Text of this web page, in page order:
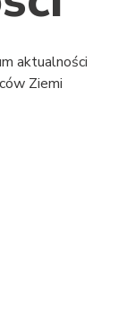
aktualności
Ziemi